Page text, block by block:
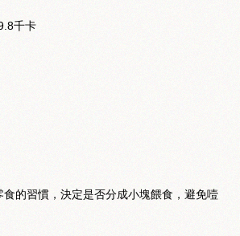
千卡
的習慣，決定是否分成小塊餵食，避免噎